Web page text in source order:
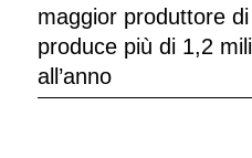
maggior produttore
produce più di 1,2
all’anno